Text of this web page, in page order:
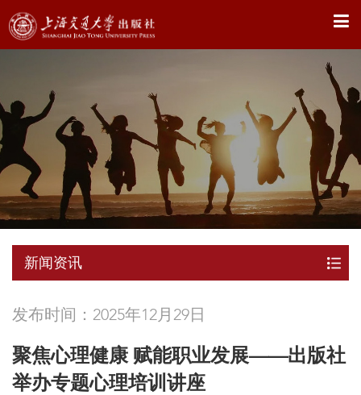
X
新闻资讯
发布时间：2025年12月29日
聚焦心理健康 赋能职业发展——出版社
举办专题心理培训讲座